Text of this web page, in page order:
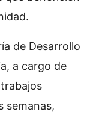
de Desarrollo
a cargo de
semanas,